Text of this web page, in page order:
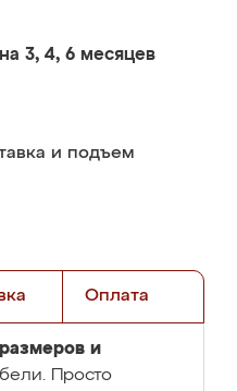
на 3, 4, 6 месяцев
и подъем
Оплата
размеров и
Просто